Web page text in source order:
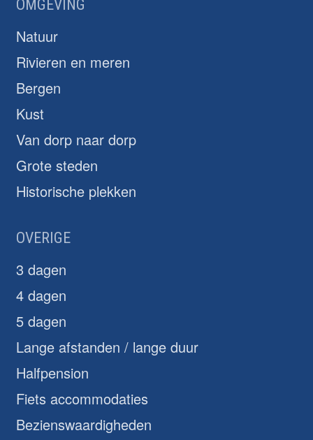
OMGEVING
Natuur
Rivieren en meren
Bergen
Kust
Van dorp naar dorp
Grote steden
Historische plekken
OVERIGE
3 dagen
4 dagen
5 dagen
Lange afstanden / lange duur
Halfpension
Fiets accommodaties
Bezienswaardigheden